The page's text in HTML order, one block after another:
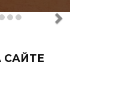
САЙТЕ